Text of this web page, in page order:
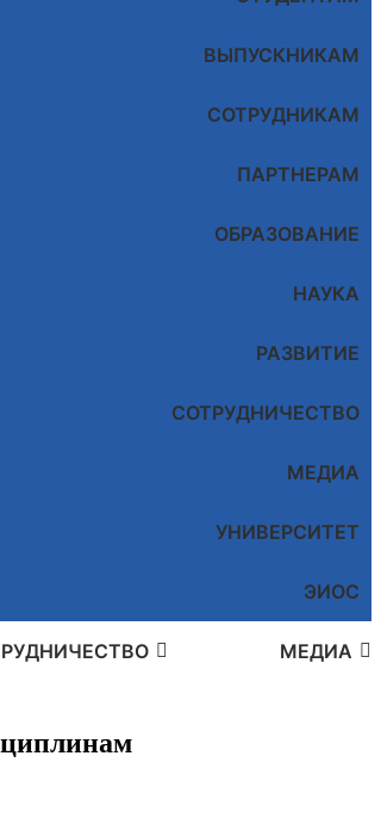
ВЫПУСКНИКАМ
СОТРУДНИКАМ
ПАРТНЕРАМ
ОБРАЗОВАНИЕ
НАУКА
РАЗВИТИЕ
СОТРУДНИЧЕСТВО
МЕДИА
УНИВЕРСИТЕТ
ЭИОС
МЕДИА